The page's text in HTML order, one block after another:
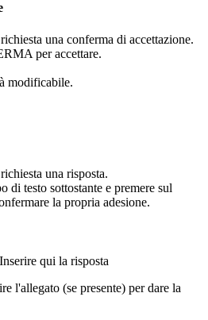
una conferma di accettazione.
per accettare.
modificabile.
una risposta.
di testo sottostante e premere sul
la propria adesione.
Inserire qui la risposta
l'allegato (se presente) per dare la